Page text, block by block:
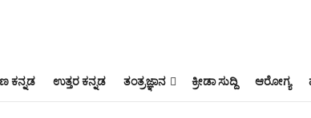
ಕನ್ನಡ ಉತ್ತರ ಕನ್ನಡ ತಂತ್ರಜ್ಞಾನ ಕ್ರೀಡಾ ಸುದ್ದಿ ಆರೋಗ್ಯ